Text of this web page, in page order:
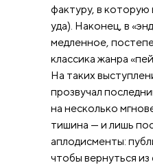
фактуру, в которую
уда). Наконец, в
медленное,
классика жанра
На таких
прозвучал
на несколько
тишина — и лишь
аплодисменты:
чтобы вернуться из